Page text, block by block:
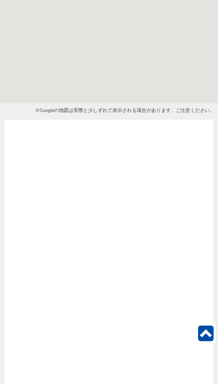
※Googleの地図は実際と少しずれて表示される場合があります。ご注意ください。